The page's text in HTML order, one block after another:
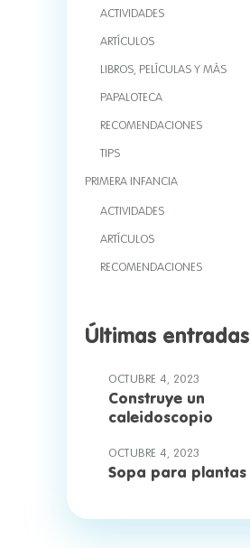
ACTIVIDADES
ARTÍCULOS
LIBROS, PELÍCULAS Y MÁS
PAPALOTECA
RECOMENDACIONES
TIPS
PRIMERA INFANCIA
ACTIVIDADES
ARTÍCULOS
RECOMENDACIONES
Últimas entradas
OCTUBRE 4, 2023
Construye un
caleidoscopio
OCTUBRE 4, 2023
Sopa para plantas